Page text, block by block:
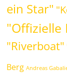
ein Star"
"Offizielle
"Riverboat"
Berg Andreas